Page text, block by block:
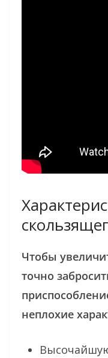
Чтобы
точно
неплохие